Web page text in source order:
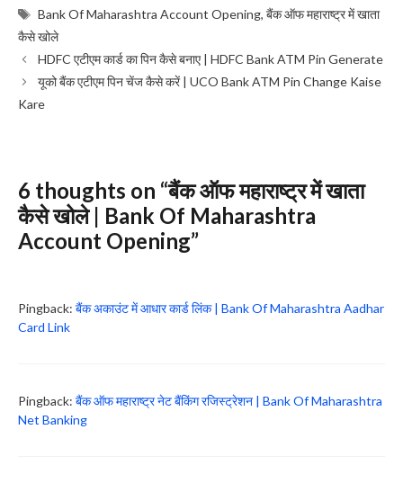
Tags
Bank Of Maharashtra Account Opening,बैंक ऑफ महाराष्ट्र में खाता
कैसे खोले
HDFC एटीएम कार्ड का पिन कैसे बनाए | HDFC Bank ATM Pin Generate
यूको बैंक एटीएम पिन चेंज कैसे करें | UCO Bank ATM Pin Change Kaise
Kare
6 thoughts on “बैंक ऑफ महाराष्ट्र में खाता
कैसे खोले | Bank Of Maharashtra
Account Opening”
Pingback: बैंक अकाउंट में आधार कार्ड लिंक | Bank Of Maharashtra Aadhar
Card Link
Pingback: बैंक ऑफ महाराष्ट्र नेट बैंकिंग रजिस्ट्रेशन | Bank Of Maharashtra
Net Banking